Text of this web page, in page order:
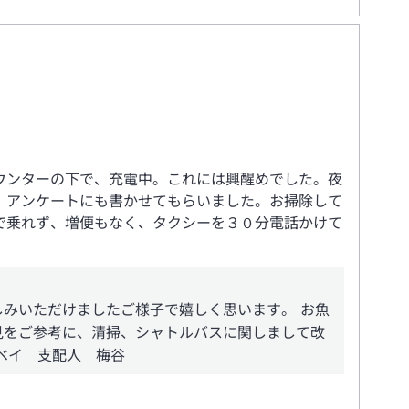
ターの下で、充電中。これには興醒めでした。夜
ンケートにも書かせてもらいました。お掃除して
れず、増便もなく、タクシーを３０分電話かけて
いただけましたご様子で嬉しく思います。 お魚
ご参考に、清掃、シャトルバスに関しまして改
ベイ 支配人 梅谷